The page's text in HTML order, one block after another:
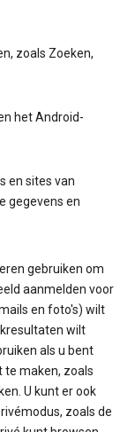
zoals Zoeken,
het Android-
en sites van
gegevens en
gebruiken om
aanmelden voor
en foto's) wilt
wilt
als u bent
te maken, zoals
U kunt er ook
zoals de